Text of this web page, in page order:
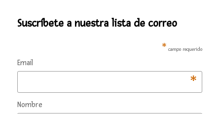
Suscríbete a nuestra lista de correo
* campo requerido
Email
*
Nombre